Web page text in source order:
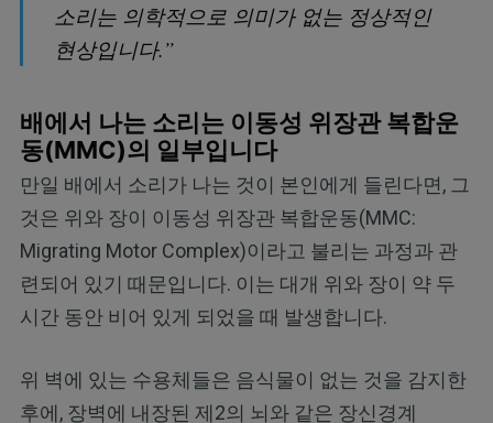
소리는 의학적으로 의미가 없는 정상적인
현상입니다.”
배에서 나는 소리는 이동성 위장관 복합운
동(MMC)의 일부입니다
만일 배에서 소리가 나는 것이 본인에게 들린다면, 그
것은 위와 장이 이동성 위장관 복합운동(MMC:
Migrating Motor Complex)이라고 불리는 과정과 관
련되어 있기 때문입니다. 이는 대개 위와 장이 약 두
시간 동안 비어 있게 되었을 때 발생합니다.
위 벽에 있는 수용체들은 음식물이 없는 것을 감지한
후에, 장벽에 내장된 제2의 뇌와 같은 장신경계